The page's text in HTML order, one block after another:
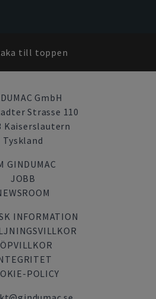
till toppen
GmbH
Strasse 110
Kaiserslautern
Tyskland
GINDUMAC
JOBB
INFORMATION
POLICY